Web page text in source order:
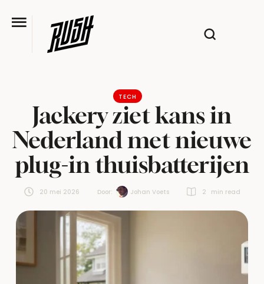
TECH
Jackery ziet kans in
Nederland met nieuwe
plug-in thuisbatterijen
20 mei 2026 Door: Johan Voets 2 min read